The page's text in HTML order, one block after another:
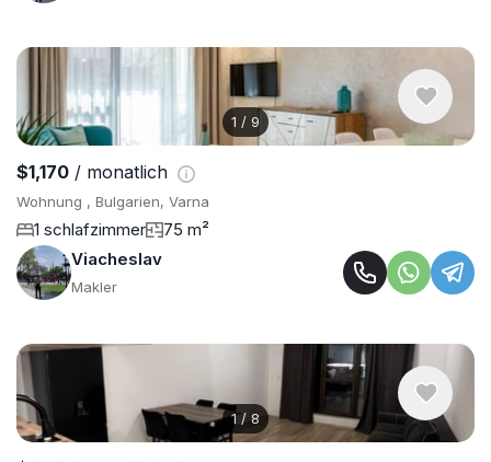
1 / 9
$1,170 / monatlich
Wohnung , Bulgarien, Varna
1 schlafzimmer
75 m²
Viacheslav
Makler
1/ 8